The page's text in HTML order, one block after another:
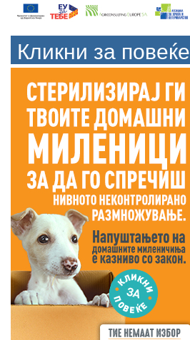
Кликни за повеќе